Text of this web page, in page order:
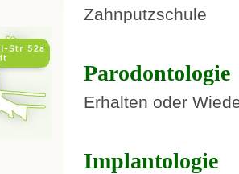
Zahnputzschule
Parodontologie
Erhalten oder
Implantologie